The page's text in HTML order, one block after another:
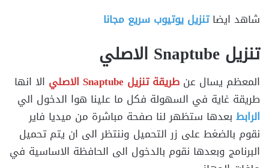
شاهد ايضا تنزيل يوتيوب سريع مجانا
تنزيل Snaptube الاصلي
المعظم يسال عن طريقة تنزيل Snaptube الاصلي
الا انها
طريقة غاية في السهولة فكل ما علينا هوا الدخول الي
الرابط بعدها ستظهر لنا صفحة مباشرة من ميديا فاير
نقوم بالضغط على زر التحميل وننتظر الى ان يتم تحميل
البرنامج وبعدها نقوم بالدخول الى الحافظة الاساسية في